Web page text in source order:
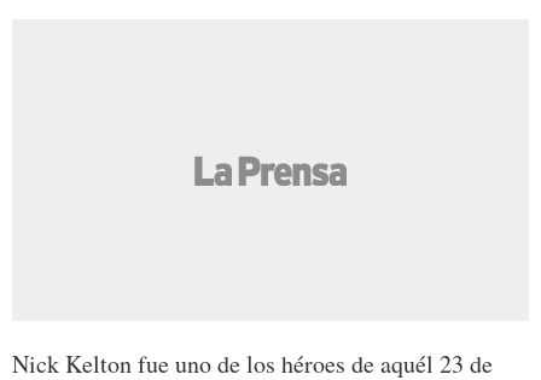
Nick Kelton fue uno de los héroes de aquél 23 de